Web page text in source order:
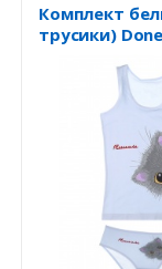
Комплект
трусики)
(4371WBPS/